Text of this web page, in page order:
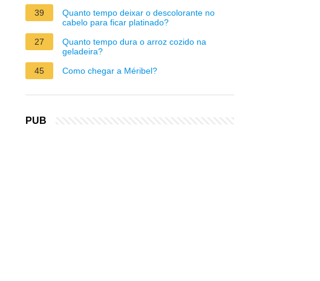
39
Quanto tempo deixar o descolorante no
cabelo para ficar platinado?
27
Quanto tempo dura o arroz cozido na
geladeira?
45
Como chegar a Méribel?
PUB